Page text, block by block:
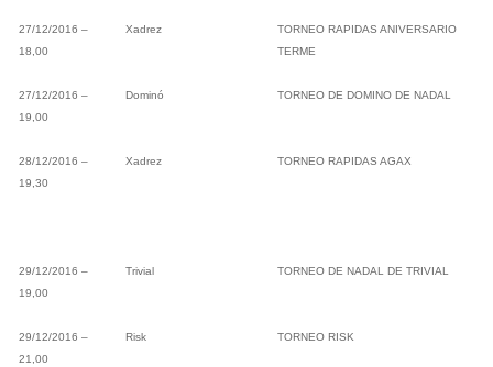
27/12/2016 –
18,00
Xadrez
TORNEO RAPIDAS ANIVERSARIO
TERME
27/12/2016 –
19,00
Dominó TORNEO DE DOMINO DE NADAL
28/12/2016 –
19,30
Xadrez TORNEO RAPIDAS AGAX
29/12/2016 –
19,00
Trivial TORNEO DE NADAL DE TRIVIAL
29/12/2016 –
21,00
Risk TORNEO RISK